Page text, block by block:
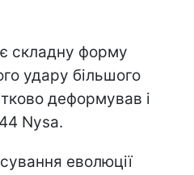
складну форму
удару більшого
деформував і
Nysa.
еволюції